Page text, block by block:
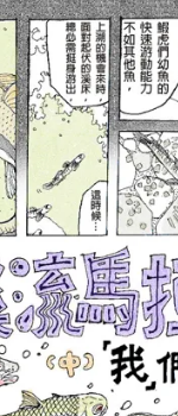
制或禁止等，經過
業處說明，自公告
日到5月31日為期2
口處；除了試驗研
府農業處林務科同
任何方式採捕日本
將依漁業法第65條
業處強調，一旦保
。